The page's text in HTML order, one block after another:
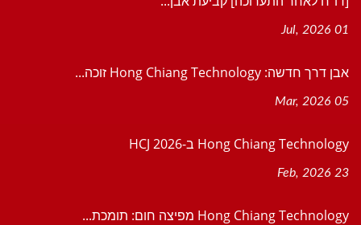
01 Jul, 2026
אבן דרך חדשה: Hong Chiang Technology זוכה...
05 Mar, 2026
Hong Chiang Technology ב-HCJ 2026
23 Feb, 2026
Hong Chiang Technology מפיצה חום: תומכת...